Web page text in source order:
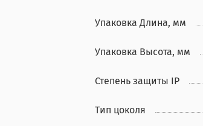
Упаковка Длина, мм
Упаковка Высота, мм
Степень защиты IP
Тип цоколя